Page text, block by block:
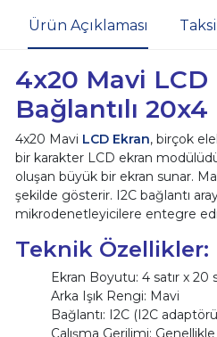
Ürün Açıklaması
4x20 Mavi LCD
Bağlantılı
4x20 Mavi LCD Ekran, birçok
bir karakter LCD ekran
oluşan büyük bir ekran sunar.
şekilde gösterir. I2C bağlantı
mikrodenetleyicilere entegre
Teknik Özellikler:
Ekran Boyutu: 4 satır x 20
Arka Işık Rengi: Mavi
Bağlantı: I2C (I2C
Çalışma Gerilimi: